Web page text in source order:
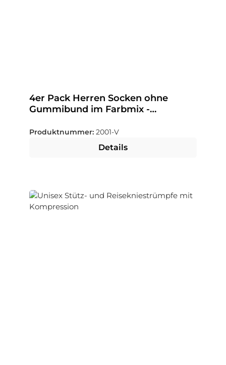
4er Pack Herren Socken ohne
Gummibund im Farbmix -
Produktnummer: 2001-V
Details